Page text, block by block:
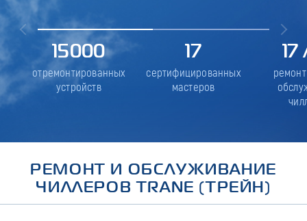
15000
отремонтированных
устройств
17
сертифицированных
мастеров
17
РЕМОНТ И ОБСЛУЖИВАНИЕ
ЧИЛЛЕРОВ TRANE (ТРЕЙН)